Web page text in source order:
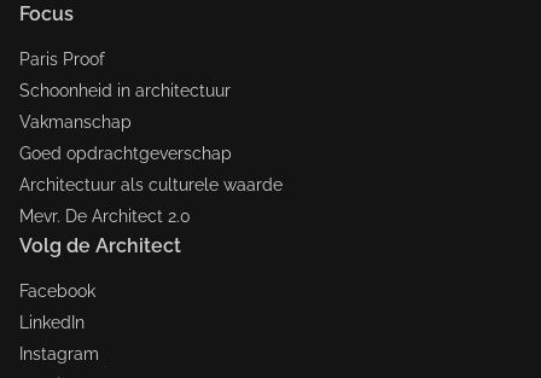
Focus
Paris Proof
Schoonheid in architectuur
Vakmanschap
Goed opdrachtgeverschap
Architectuur als culturele waarde
Mevr. De Architect 2.0
Volg de Architect
Facebook
LinkedIn
Instagram